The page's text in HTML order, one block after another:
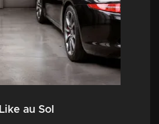
Like au Sol